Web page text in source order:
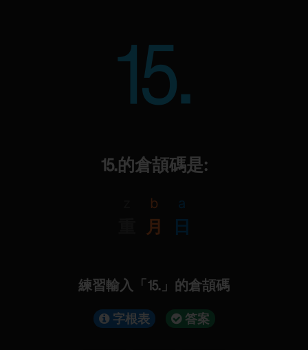
⒖
⒖的倉頡碼是:
b
月
a
日
練習輸入「⒖」的倉頡碼
字根表 答案